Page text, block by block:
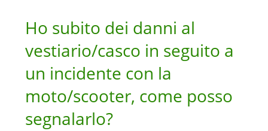
Ho subito dei danni al
vestiario/casco in seguito a
un incidente con la
moto/scooter, come posso
segnalarlo?